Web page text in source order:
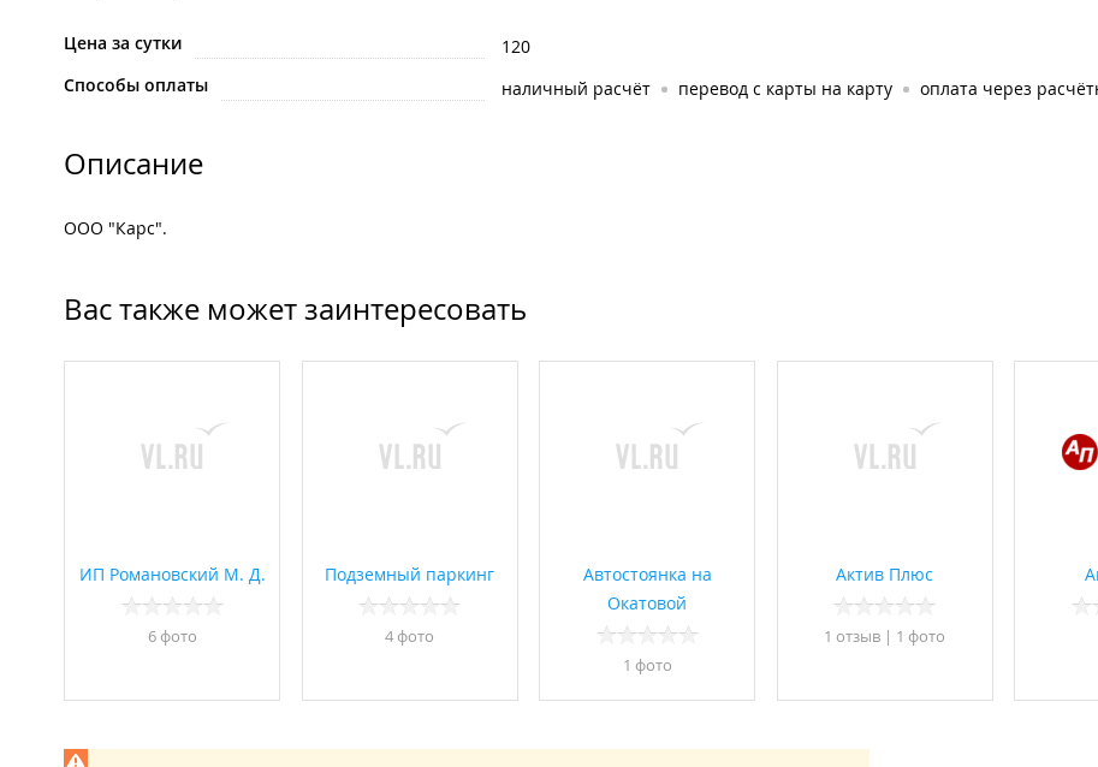
Цена за сутки
120
Способы оплаты
наличный расчёт перевод с карты на карту оплата через
Описание
ООО "Карс".
Вас также может заинтересовать
ИП Романовский М. Д.
6 фото
Подземный паркинг
4 фото
Автостоянка на
Окатовой
1 фото
Актив Плюс
1 отзыв | 1 фото